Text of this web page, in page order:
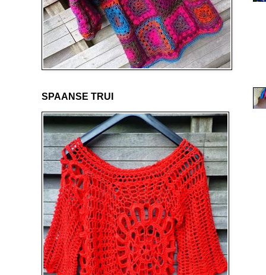
SPAANSE TRUI